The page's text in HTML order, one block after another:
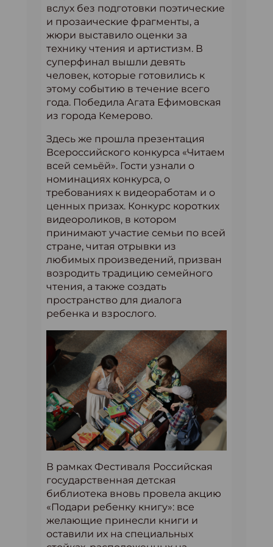
вслух без подготовки поэтические
и прозаические фрагменты, а
жюри выставило оценки за
технику чтения и артистизм. В
суперфинал вышли девять
человек, которые готовились к
этому событию в течение всего
года. Победила Агата Ефимовская
из города Кемерово.
Здесь же прошла презентация
Всероссийского конкурса «Читаем
всей семьёй». Гости узнали о
номинациях конкурса, о
требованиях к видеоработам и о
ценных призах. Конкурс коротких
видеороликов, в котором
принимают участие семьи по всей
стране, читая отрывки из
любимых произведений, призван
возродить традицию семейного
чтения, а также создать
пространство для диалога
ребенка и взрослого.
В рамках Фестиваля Российская
государственная детская
библиотека вновь провела акцию
«Подари ребенку книгу»: все
желающие принесли книги и
оставили их на специальных